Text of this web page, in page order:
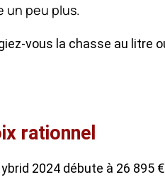
un peu plus.
vous la chasse au litre
rationnel
2024 débute à 26 895